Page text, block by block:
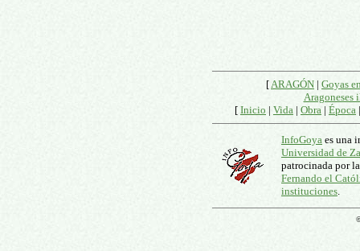
[ ARAGÓN | Goyas
Aragoneses
[ Inicio | Vida | Obra | Época
InfoGoya es una
Universidad de
patrocinada por
Fernando el
instituciones